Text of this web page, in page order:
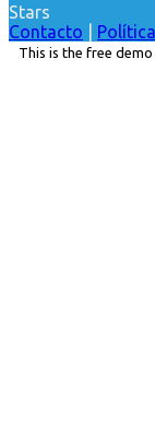
Stars
Contacto
This is the free